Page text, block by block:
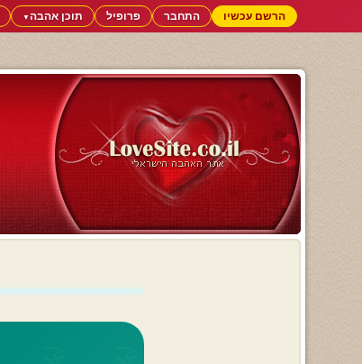
הרשם עכשיו התחבר פרופיל תוכן אהבה▼